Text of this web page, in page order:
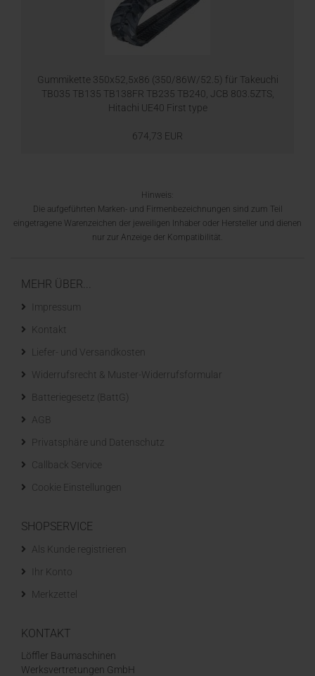
Gummikette 350x52,5x86 (350/86W/52.5) für Takeuchi
TB035 TB135 TB138FR TB235 TB240, JCB 803.5ZTS,
Hitachi UE40 First type
674,73 EUR
Hinweis:
Die aufgeführten Marken- und Firmenbezeichnungen sind zum Teil
eingetragene Warenzeichen der jeweiligen Inhaber oder Hersteller und dienen
nur zur Anzeige der Kompatibilität.
MEHR ÜBER...
Impressum
Kontakt
Liefer- und Versandkosten
Widerrufsrecht & Muster-Widerrufsformular
Batteriegesetz (BattG)
AGB
Privatsphäre und Datenschutz
Callback Service
Cookie Einstellungen
SHOPSERVICE
Als Kunde registrieren
Ihr Konto
Merkzettel
KONTAKT
Löffler Baumaschinen
Werksvertretungen GmbH